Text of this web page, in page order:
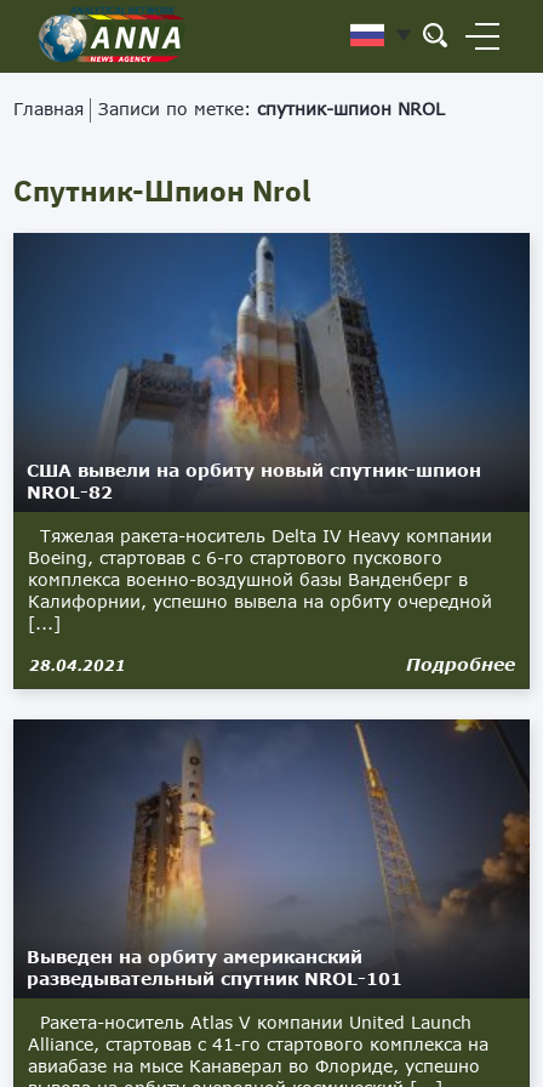
Главная Записи по метке:спутник-шпион NROL
Спутник-Шпион Nrol
США вывели на орбиту новый спутник-шпион
NROL-82
Тяжелая ракета-носитель Delta IV Heavy компании
Boeing, стартовав с 6-го стартового пускового
комплекса военно-воздушной базы Ванденберг в
Калифорнии, успешно вывела на орбиту очередной
[...]
28.04.2021 Подробнее
Выведен на орбиту американский
разведывательный спутник NROL-101
Ракета-носитель Atlas V компании United Launch
Alliance, стартовав с 41-го стартового комплекса на
авиабазе на мысе Канаверал во Флориде, успешно